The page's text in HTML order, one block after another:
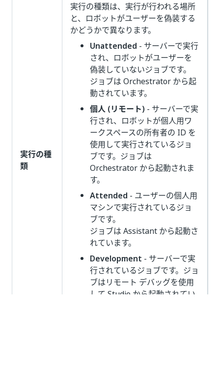
実行の種
類
実行の種類は、実行が行われる場所
と、ロボットがユーザーを偽装する
かどうかで異なります。
Unattended - サーバーで実行
され、ロボットがユーザーを
偽装していないジョブです。
ジョブは Orchestrator から起
動されています。
個人 (リモート) - サーバーで実
行され、ロボットが個人用ワ
ークスペースの所有者の ID を
使用して実行されているジョ
ブです。ジョブは
Orchestrator から起動されま
す。
Attended - ユーザーの個人用
マシンで実行されているジョ
ブです。
ジョブは Assistant から起動さ
れています。
Development - サーバーで実
行されているジョブです。ジョ
ブはリモート デバッグを使用
して Studio から起動されてい